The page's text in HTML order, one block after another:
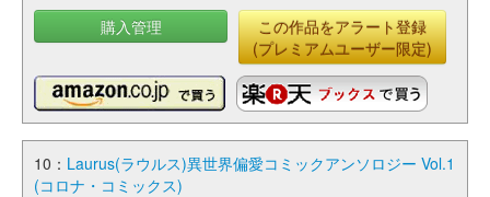
購入管理
この作品をアラート登録
(プレミアムユーザー限定)
10： Laurus(ラウルス)異世界偏愛コミックアンソロジー Vol.1
(コロナ・コミックス)